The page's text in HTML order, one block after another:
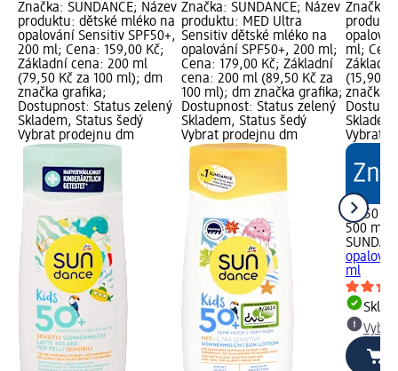
Značka: SUNDANCE; Název
produktu: dětské mléko na
opalování Sensitiv SPF50+,
200 ml; Cena: 159,00 Kč;
Základní cena: 200 ml
(79,50 Kč za 100 ml); dm
značka grafika;
Dostupnost: Status zelený
Skladem, Status šedý
Vybrat prodejnu dm
Značka: SUNDANCE; Název
produktu: MED Ultra
Sensitiv dětské mléko na
opalování SPF50+, 200 ml;
Cena: 179,00 Kč; Základní
cena: 200 ml (89,50 Kč za
100 ml); dm značka grafika;
Dostupnost: Status zelený
Skladem, Status šedý
Vybrat prodejnu dm
Značka:
ml;
(15,90
značka
Vybrat
79,50 Kč
500 ml
ml